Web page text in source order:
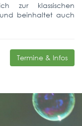
zur klassischen
und beinhaltet auch
Termine & Infos